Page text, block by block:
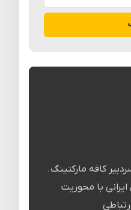
کافه مارکتینگ.
با محوریت